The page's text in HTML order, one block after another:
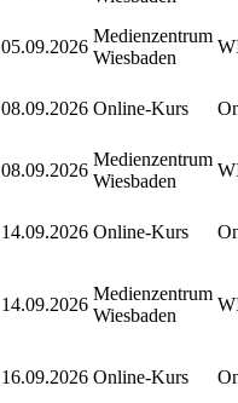
05.09.2026
Medienzentrum
Wiesbaden
08.09.2026 Online-Kurs
08.09.2026
Medienzentrum
Wiesbaden
14.09.2026 Online-Kurs
14.09.2026
Medienzentrum
Wiesbaden
16.09.2026 Online-Kurs